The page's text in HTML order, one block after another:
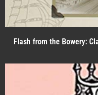
Flash from the Bowery: